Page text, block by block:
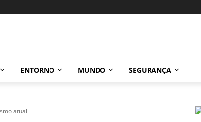
ENTORNO MUNDO SEGURANÇA
atual